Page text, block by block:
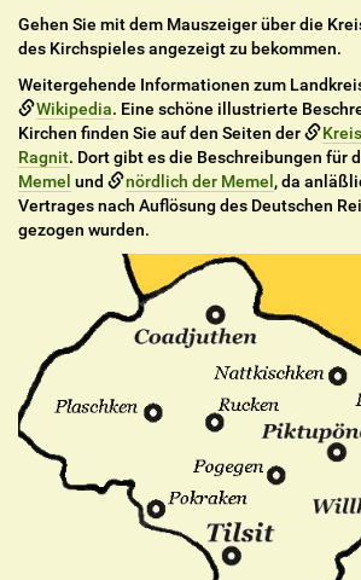
Gehen Sie mit dem Mauszeiger über die
des Kirchspieles angezeigt zu bekommen.
Weitergehende Informationen zum
Wikipedia. Eine schöne illustrierte
Kirchen finden Sie auf den Seiten der
Ragnit. Dort gibt es die Beschreibungen für
Memel und nördlich der Memel, da
Vertrages nach Auflösung des Deutschen
gezogen wurden.